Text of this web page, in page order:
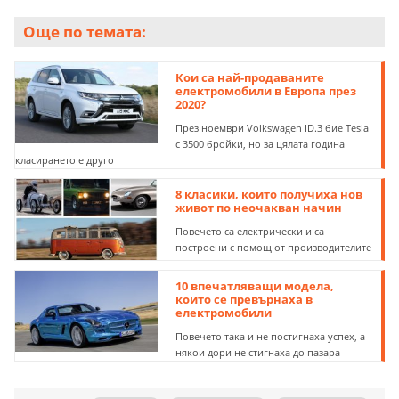
Още по темата:
Кои са най-продаваните
електромобили в Европа през
2020?
През ноември Volkswagen ID.3 бие Tesla
с 3500 бройки, но за цялата година
класирането е друго
8 класики, които получиха нов
живот по неочакван начин
Повечето са електрически и са
построени с помощ от производителите
10 впечатляващи модела,
които се превърнаха в
електромобили
Повечето така и не постигнаха успех, а
някои дори не стигнаха до пазара